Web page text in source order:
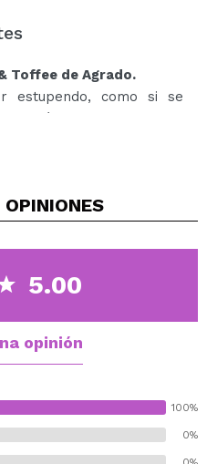
Toffee de Agrado.
estupendo, como si se
como nunca con la
OPINIONES
5.00
opinión
100%
0%